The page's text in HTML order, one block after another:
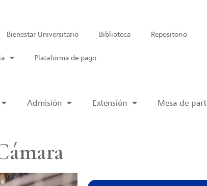
Bienestar Universitario Biblioteca Repositorio
Plataforma de pago
Admisión Extensión Mesa de